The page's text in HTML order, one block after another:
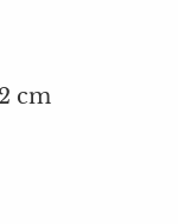
cm